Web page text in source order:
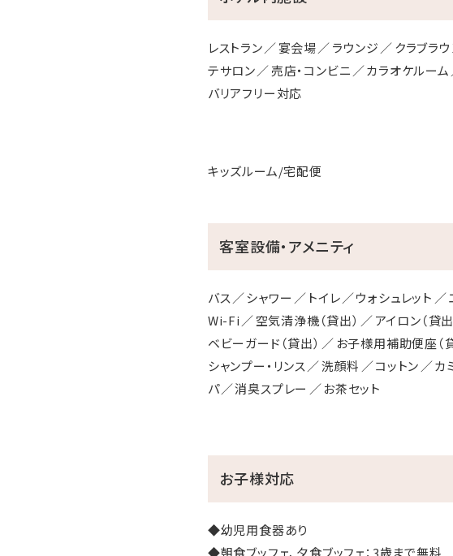
レストラン 宴会場 ラウンジ クラブラ
テサロン
売店・コンビニ カラオケルーム
バリアフリー対応
キッズルーム/宅配便
客室設備・アメニティ
バス シャワー トイレ ウォシュレット
Wi-Fi
空気清浄機（貸出） アイロン（貸出
ベビーガード（貸出）
お子様用補助便座（
シャンプー・リンス
洗顔料 コットン カ
パ
消臭スプレー お茶セット
お子様対応
◆幼児用食器あり
◆朝食ブッフェ、夕食ブッフェ：3歳まで無料